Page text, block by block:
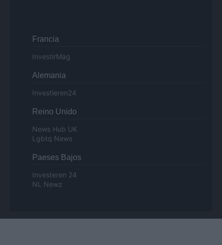
Francia
InvestirMag
Alemania
Investieren24
Reino Unido
News Hub UK
Lgbtq News
Paeses Bajos
Investeren 24
NL Newz